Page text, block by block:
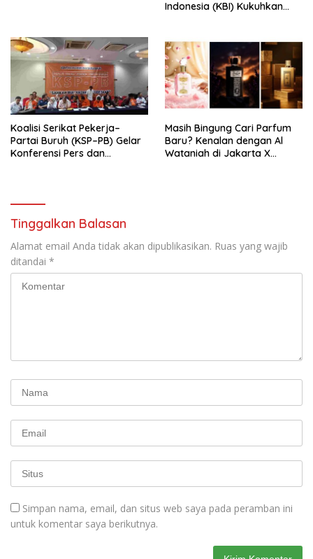
Indonesia (KBI) Kukuhkan
Tema: “Penguatan dan
Pengembangan Organisasi
KBI yang Berbasis Riset di
seluruh Indonesia dan
Mancanegara”.
Koalisi Serikat Pekerja–
Partai Buruh (KSP–PB) Gelar
Konferensi Pers dan
RUU Ketenagakerjaan Baru.
Masih Bingung Cari Parfum
Baru? Kenalan dengan Al
Wataniah di Jakarta X
Tinggalkan Balasan
Alamat email Anda tidak akan dipublikasikan. Ruas yang wajib
ditandai *
Simpan nama, email, dan situs web saya pada peramban ini
untuk komentar saya berikutnya.